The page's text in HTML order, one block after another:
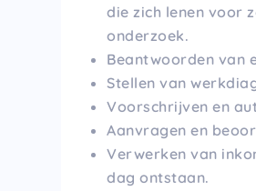
die zich lenen voor
onderzoek.
Beantwoorden van
Stellen van
Voorschrijven en
Aanvragen en
Verwerken van
dag ontstaan.